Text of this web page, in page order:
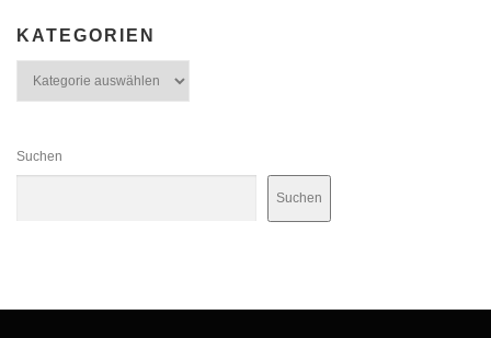
KATEGORIEN
Suchen
Suchen